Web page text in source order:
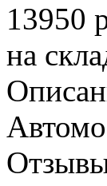
13950
на